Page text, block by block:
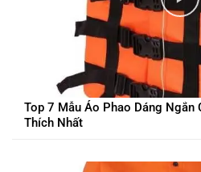
Top 7 Mẫu Áo Phao Dáng Ngắn
Thích Nhất